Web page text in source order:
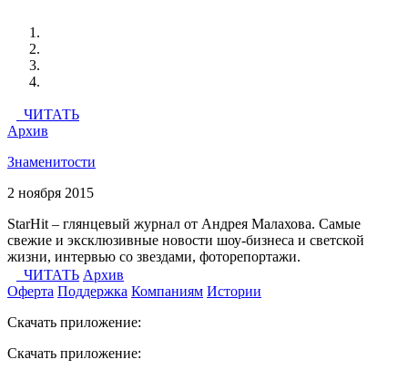
ЧИТАТЬ
Архив
Знаменитости
2 ноября 2015
StarHit – глянцевый журнал от Андрея Малахова. Самые
свежие и эксклюзивные новости шоу-бизнеса и светской
жизни, интервью со звездами, фоторепортажи.
ЧИТАТЬ Архив
Оферта Поддержка Компаниям Истории
Скачать приложение:
Скачать приложение: